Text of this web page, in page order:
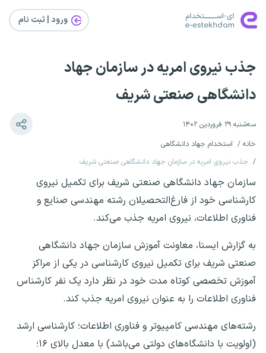
ورود | ثبت‌ نام
جذب نیروی امریه در سازمان جهاد
دانشگاهی صنعتی شریف
سه‌شنبه ۲۹ فروردین ۱۴۰۲
خانه
استخدام جهاد دانشگاهی
جذب نیروی امریه در سازمان جهاد دانشگاهی صنعتی شریف
سازمان جهاد دانشگاهی صنعتی شریف برای تکمیل نیروی
کارشناسی خود از فارغ‌التحصیلان رشته مهندسی صنایع و
فناوری اطلاعات، نیروی امریه جذب می‌کند.
به گزارش ایسنا، معاونت آموزش سازمان جهاد دانشگاهی
صنعتی شریف برای تکمیل نیروی کارشناسی در یکی از مراکز
آموزش تخصصی کوتاه مدت خود در نظر دارد یک نفر کارشناس
فناوری اطلاعات را به عنوان نیروی امریه جذب کند.
رشته‌های مهندسی کامپیوتر و فناوری اطلاعات؛ کارشناسی ارشد
(اولویت با دانشگاه‌های دولتی می‌باشد) با معدل بالای ۱۶؛